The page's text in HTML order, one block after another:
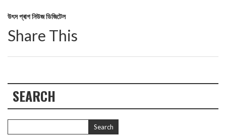
উৎস প্ৰাগ নিউজ ডিজিটেল
Share This
SEARCH